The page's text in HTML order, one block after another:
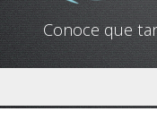
Conoce que